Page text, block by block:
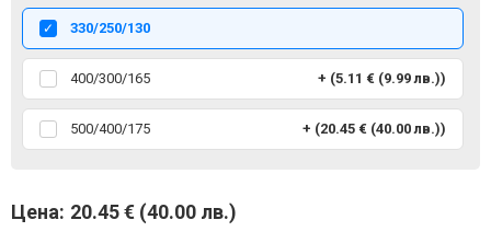
Цена: 20.45 € (40.00 лв.)
330/250/130
400/300/165 + (5.11 € (9.99 лв.))
500/400/175 + (20.45 € (40.00 лв.))